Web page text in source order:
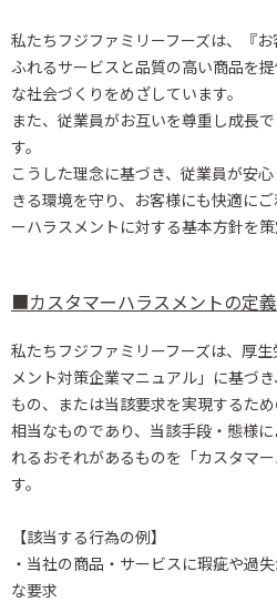
私たちフジファミリーフーズは、『
ふれるサービスと品質の高い商品を提
な社会づくりをめざしています。
また、従業員がお互いを尊重し成長
す。
こうした理念に基づき、従業員が安
きる環境を守り、お客様にも快適にご
ーハラスメントに対する基本方針を策
■カスタマーハラスメントの定義
私たちフジファミリーフーズは、厚
メント対策企業マニュアル」に基づき
もの、または当該要求を実現するた
相当なものであり、 当該手段・態様
れるおそれがあるものを「カスタマ
す。
【該当する行為の例】
・当社の商品・サービスに瑕疵や過
な要求